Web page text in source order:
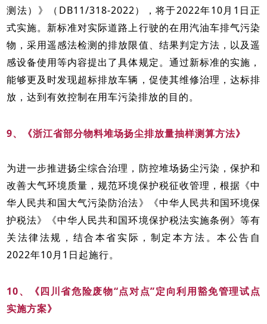
测法）》（DB11/318-2022），将于2022年10月1日正
式实施。新标准对实际道路上行驶的在用汽油车排气污染
物，采用遥感法检测的排放限值、结果判定方法，以及遥
感设备使用等内容提出了具体规定。通过新标准的实施，
能够更及时发现超标排放车辆，促使其维修治理，达标排
放，达到有效控制在用车污染排放的目的。
9、《浙江省部分物料堆场扬尘排放量抽样测算方法》
为进一步推进扬尘综合治理，防控堆场扬尘污染，保护和
改善大气环境质量，规范环境保护税征收管理，根据《中
华人民共和国大气污染防治法》《中华人民共和国环境保
护税法》《中华人民共和国环境保护税法实施条例》等有
关法律法规，结合本省实际，制定本方法。本公告自
2022年10月1日起施行。
10、《四川省危险废物“点对点”定向利用豁免管理试点
实施方案》